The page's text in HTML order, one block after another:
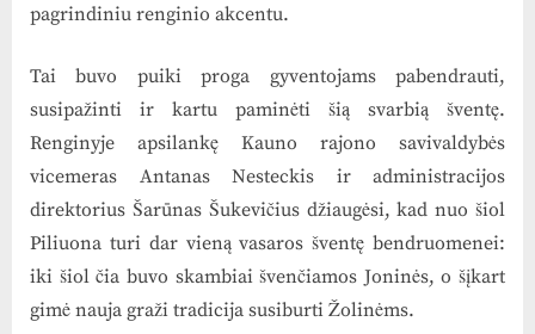
pagrindiniu renginio akcentu.
Tai buvo puiki proga gyventojams pabendrauti,
susipažinti ir kartu paminėti šią svarbią šventę.
Renginyje apsilankę Kauno rajono savivaldybės
vicemeras Antanas Nesteckis ir administracijos
direktorius Šarūnas Šukevičius džiaugėsi, kad nuo šiol
Piliuona turi dar vieną vasaros šventę bendruomenei:
iki šiol čia buvo skambiai švenčiamos Joninės, o šįkart
gimė nauja graži tradicija susiburti Žolinėms.